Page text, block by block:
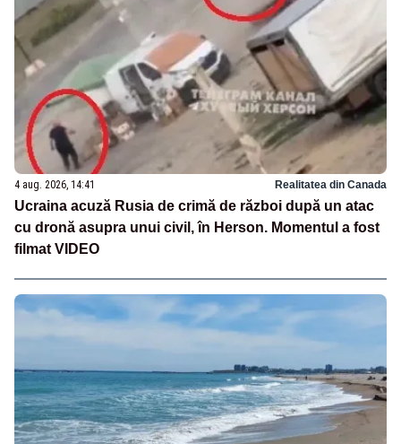
4 aug. 2026, 14:41 Realitatea din Canada
Ucraina acuză Rusia de crimă de război după un atac
cu dronă asupra unui civil, în Herson. Momentul a fost
filmat VIDEO